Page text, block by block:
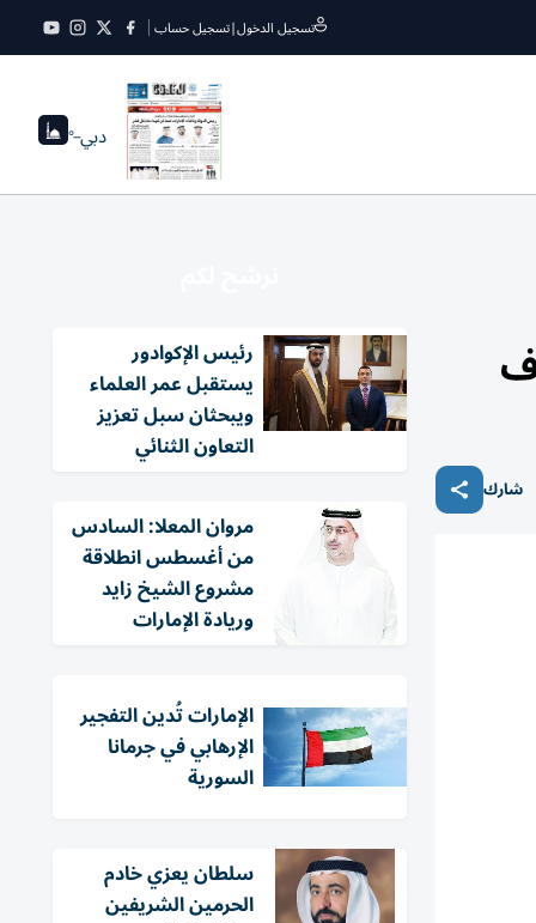
تسجيل الدخول|تسجيل حساب
دبي--°
شارك
رئيس الإكوادور
يستقبل عمر العلماء
ويبحثان سبل تعزيز
التعاون الثنائي
مروان المعلا: السادس
من أغسطس انطلاقة
مشروع الشيخ زايد
وريادة الإمارات
الإمارات تُدين التفجير
الإرهابي في جرمانا
السورية
سلطان يعزي خادم
الحرمين الشريفين